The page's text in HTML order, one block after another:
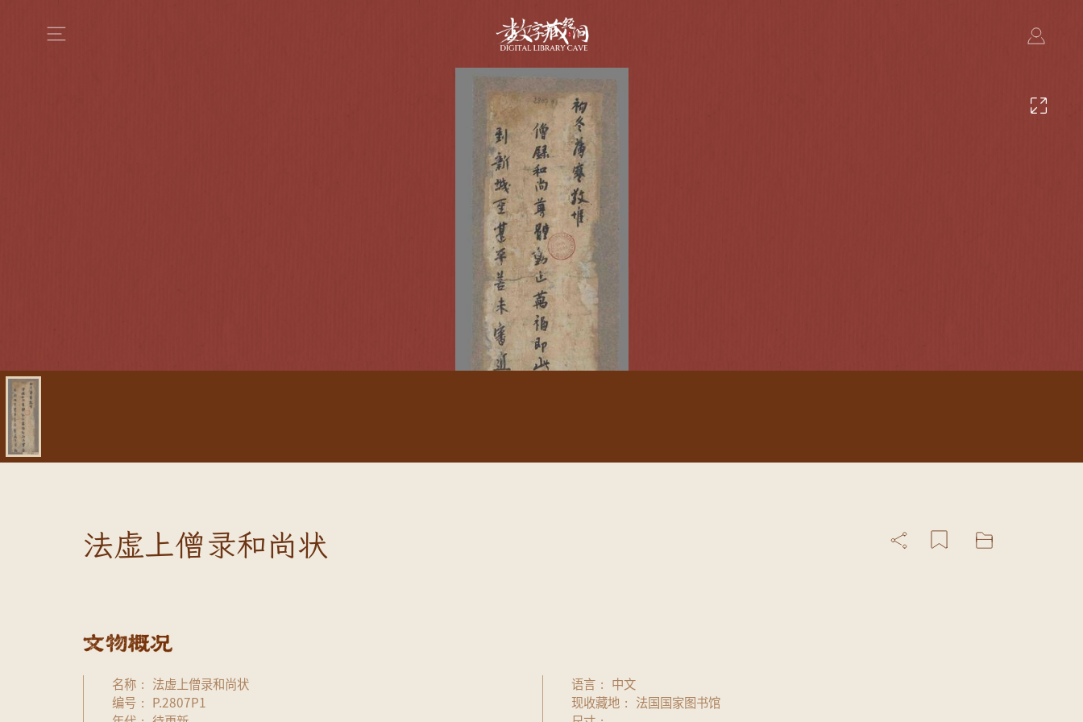
法虚上僧录和尚状
名称
法虚上僧录和尚状
编号
P.2807P1
语言
中文
现收藏地
法国国家图书馆